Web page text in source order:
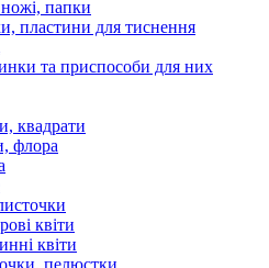
папки
пластини для тиснення
та приспособи для них
квадрати
флора
квіти
квіти
пелюстки